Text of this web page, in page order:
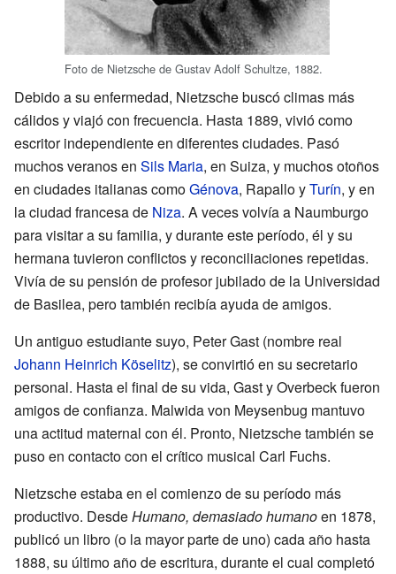
Foto de Nietzsche de Gustav Adolf Schultze, 1882.
Debido a su enfermedad, Nietzsche buscó climas más
cálidos y viajó con frecuencia. Hasta 1889, vivió como
escritor independiente en diferentes ciudades. Pasó
muchos veranos en Sils Maria, en Suiza, y muchos otoños
en ciudades italianas comoGénova, Rapallo yTurín, y en
la ciudad francesa de Niza. A veces volvía a Naumburgo
para visitar a su familia, y durante este período, él y su
hermana tuvieron conflictos y reconciliaciones repetidas.
Vivía de su pensión de profesor jubilado de la Universidad
de Basilea, pero también recibía ayuda de amigos.
Un antiguo estudiante suyo, Peter Gast (nombre real
Johann Heinrich Köselitz), se convirtió en su secretario
personal. Hasta el final de su vida, Gast y Overbeck fueron
amigos de confianza. Malwida von Meysenbug mantuvo
una actitud maternal con él. Pronto, Nietzsche también se
puso en contacto con el crítico musical Carl Fuchs.
Nietzsche estaba en el comienzo de su período más
productivo. DesdeHumano, demasiado humanoen 1878,
publicó un libro (o la mayor parte de uno) cada año hasta
1888, su último año de escritura, durante el cual completó